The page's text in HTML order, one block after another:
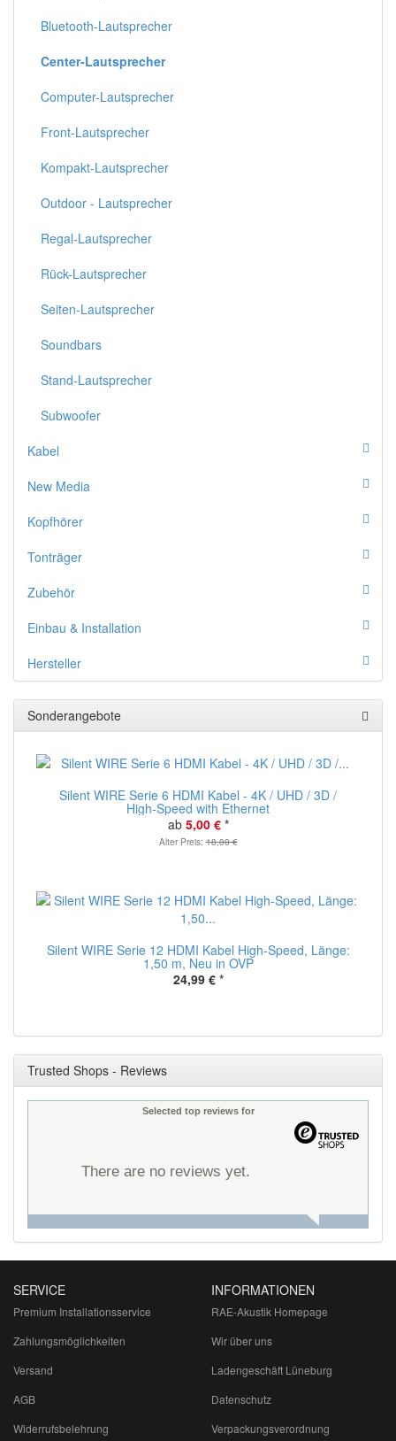
Bluetooth-Lautsprecher
Center-Lautsprecher
Computer-Lautsprecher
Front-Lautsprecher
Kompakt-Lautsprecher
Outdoor - Lautsprecher
Regal-Lautsprecher
Rück-Lautsprecher
Seiten-Lautsprecher
Soundbars
Stand-Lautsprecher
Subwoofer
Kabel
New Media
Kopfhörer
Tonträger
Zubehör
Einbau & Installation
Hersteller
Sonderangebote
Silent WIRE Serie 6 HDMI Kabel - 4K / UHD / 3D /
High-Speed with Ethernet
ab 5,00 € *
Alter Preis:18,00 €
Silent WIRE Serie 12 HDMI Kabel High-Speed, Länge:
1,50 m, Neu in OVP
24,99 € *
Trusted Shops - Reviews
Selected top reviews for
There are no reviews yet.
SERVICE
Premium Installationsservice
Zahlungsmöglichkeiten
Versand
AGB
Widerrufsbelehrung
INFORMATIONEN
RAE-Akustik Homepage
Wir über uns
Ladengeschäft Lüneburg
Datenschutz
Verpackungsverordnung